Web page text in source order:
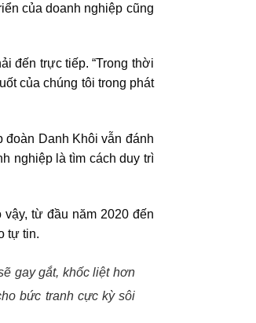
của doanh nghiệp cũng
đến trực tiếp. “Trong thời
của chúng tôi trong phát
đoàn Danh Khôi vẫn đánh
nghiệp là tìm cách duy trì
từ đầu năm 2020 đến
tự tin.
gay gắt, khốc liệt hơn
bức tranh cực kỳ sôi